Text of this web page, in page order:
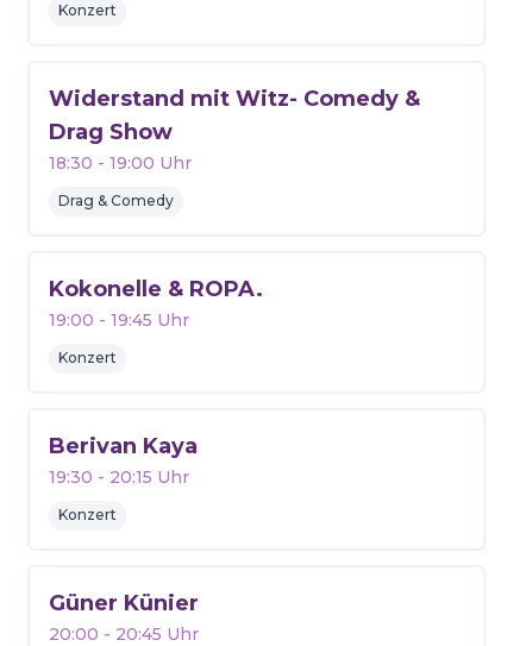
Konzert
Widerstand mit Witz- Comedy &
Drag Show
18:30 - 19:00 Uhr
Drag & Comedy
Kokonelle & ROPA.
19:00 - 19:45 Uhr
Konzert
Berivan Kaya
19:30 - 20:15 Uhr
Konzert
Güner Künier
20:00 - 20:45 Uhr